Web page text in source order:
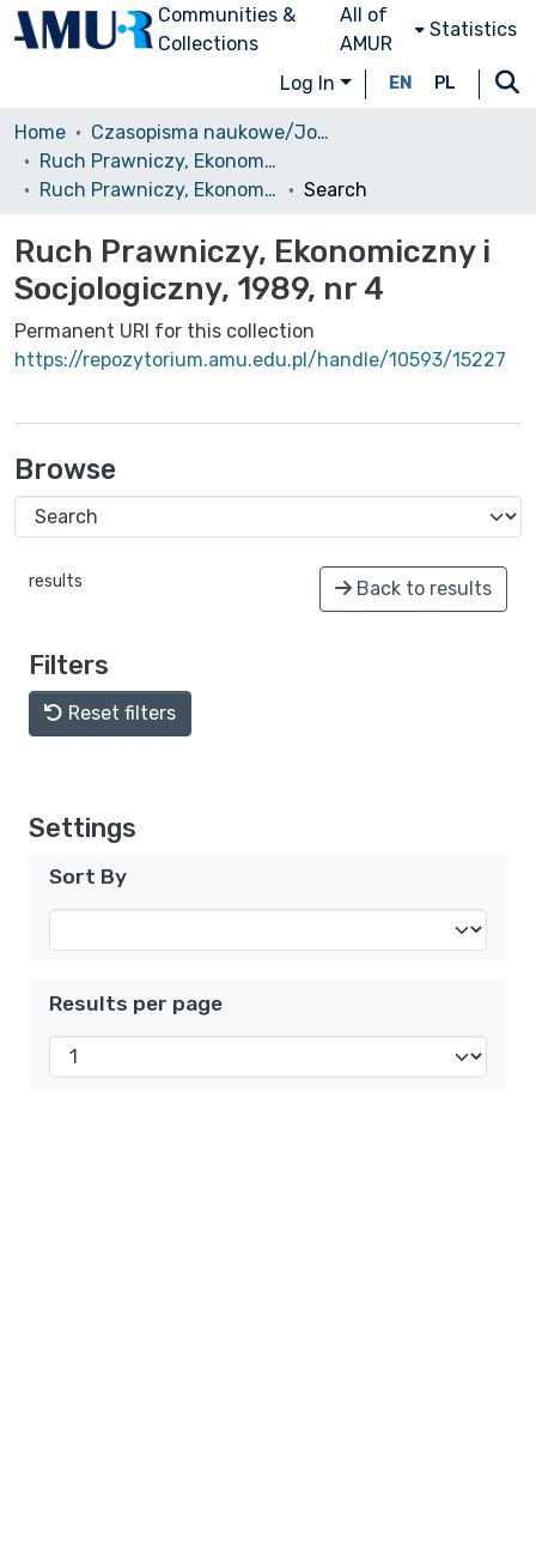
Communities &
Collections
All of
AMUR
Statistics
Log In EN PL
Home
Czasopisma naukowe/Journals
Ruch Prawniczy, Ekonomiczny i Socjologiczny
Ruch Prawniczy, Ekonomiczny i Socjologiczny, 1989, nr 4
Search
Ruch Prawniczy, Ekonomiczny i
Socjologiczny, 1989, nr 4
Permanent URI for this collection
https://repozytorium.amu.edu.pl/handle/10593/15227
Browse
results Back to results
Filters
Reset filters
Settings
Sort By
Results per page